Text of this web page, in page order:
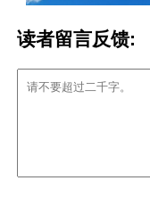
读者留言反馈: